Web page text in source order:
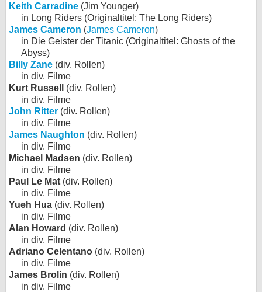
Keith Carradine (Jim Younger)
in Long Riders (Originaltitel: The Long Riders)
James Cameron (James Cameron)
in Die Geister der Titanic (Originaltitel: Ghosts of the
Abyss)
Billy Zane (div. Rollen)
in div. Filme
Kurt Russell
(div. Rollen)
in div. Filme
John Ritter (div. Rollen)
in div. Filme
James Naughton (div. Rollen)
in div. Filme
Michael Madsen (div. Rollen)
in div. Filme
Paul Le Mat (div. Rollen)
in div. Filme
Yueh Hua (div. Rollen)
in div. Filme
Alan Howard (div. Rollen)
in div. Filme
Adriano Celentano (div. Rollen)
in div. Filme
James Brolin (div. Rollen)
in div. Filme